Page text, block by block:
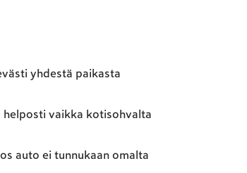
yhdestä paikasta
helposti vaikka kotisohvalta
auto ei tunnukaan omalta